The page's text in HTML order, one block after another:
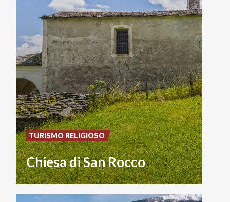
Chiesa di San Rocco
TURISMO RELIGIOSO